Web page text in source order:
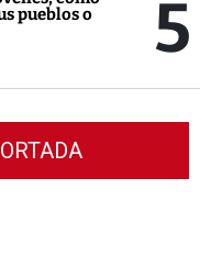
pueblos o
5